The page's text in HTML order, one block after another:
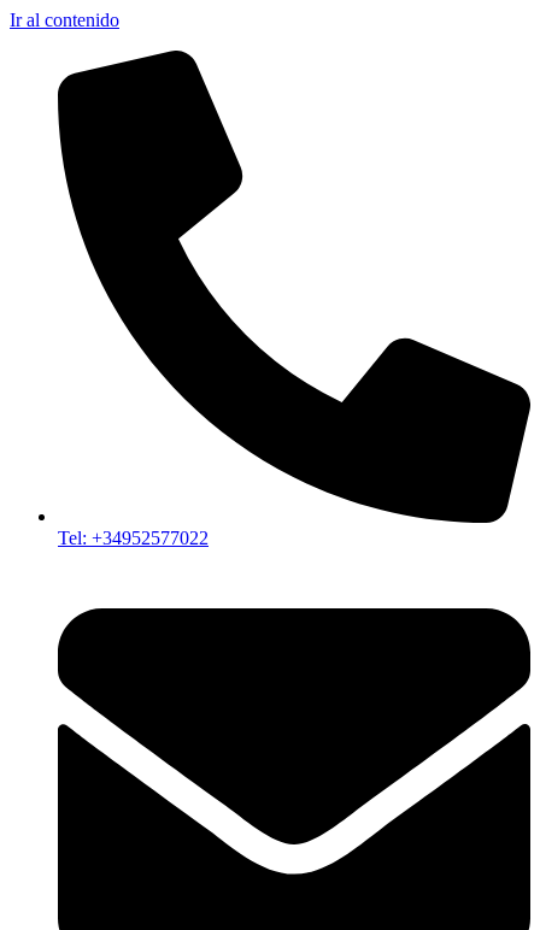
Ir al contenido
Tel: +34952577022